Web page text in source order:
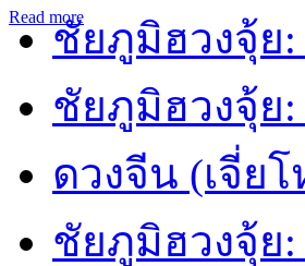
Read moreชัยภูมิฮวงจุ้ย:
ชัยภูมิฮวงจุ้ย
ดวงจีน (เจี่ยโ
ชัยภูมิฮวงจุ้